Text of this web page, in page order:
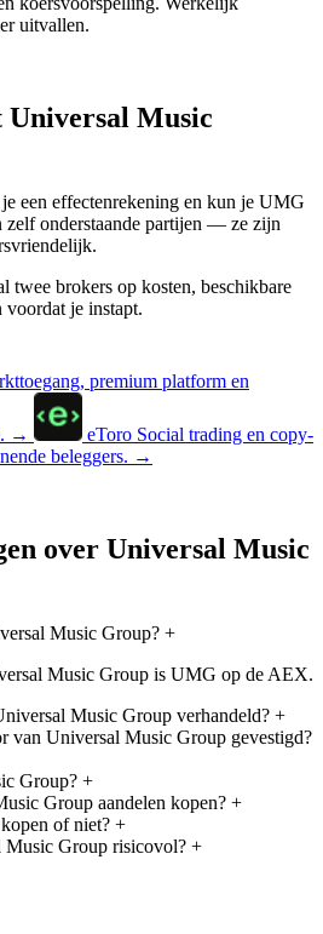
uitvallen.
Universal Music
een effectenrekening en kun je UMG
onderstaande partijen — ze zijn
brokers op kosten, beschikbare
voordat je instapt.
premium platform en
→ eToro Social trading en copy-
beleggers. →
over Universal Music
Music Group? +
Music Group is UMG op de AEX.
Music Group verhandeld? +
van Universal Music Group gevestigd?
Group? +
Group aandelen kopen? +
of niet? +
Music Group risicovol? +